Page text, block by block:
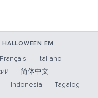
EM
Français
Italiano
简体中文
Indonesia Tagalog